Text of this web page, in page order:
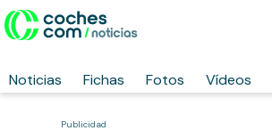
Noticias Fichas Fotos Vídeos
Publicidad